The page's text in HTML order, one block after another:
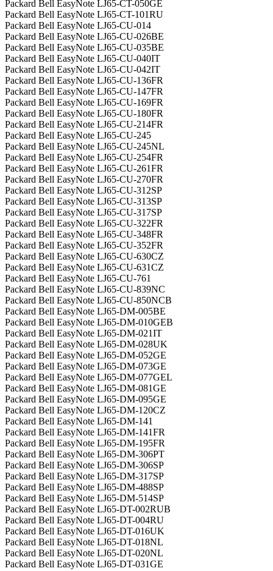
Packard Bell EasyNote LJ65-CT-050GE
Packard Bell EasyNote LJ65-CT-101RU
Packard Bell EasyNote LJ65-CU-014
Packard Bell EasyNote LJ65-CU-026BE
Packard Bell EasyNote LJ65-CU-035BE
Packard Bell EasyNote LJ65-CU-040IT
Packard Bell EasyNote LJ65-CU-042IT
Packard Bell EasyNote LJ65-CU-136FR
Packard Bell EasyNote LJ65-CU-147FR
Packard Bell EasyNote LJ65-CU-169FR
Packard Bell EasyNote LJ65-CU-180FR
Packard Bell EasyNote LJ65-CU-214FR
Packard Bell EasyNote LJ65-CU-245
Packard Bell EasyNote LJ65-CU-245NL
Packard Bell EasyNote LJ65-CU-254FR
Packard Bell EasyNote LJ65-CU-261FR
Packard Bell EasyNote LJ65-CU-270FR
Packard Bell EasyNote LJ65-CU-312SP
Packard Bell EasyNote LJ65-CU-313SP
Packard Bell EasyNote LJ65-CU-317SP
Packard Bell EasyNote LJ65-CU-322FR
Packard Bell EasyNote LJ65-CU-348FR
Packard Bell EasyNote LJ65-CU-352FR
Packard Bell EasyNote LJ65-CU-630CZ
Packard Bell EasyNote LJ65-CU-631CZ
Packard Bell EasyNote LJ65-CU-761
Packard Bell EasyNote LJ65-CU-839NC
Packard Bell EasyNote LJ65-CU-850NCB
Packard Bell EasyNote LJ65-DM-005BE
Packard Bell EasyNote LJ65-DM-010GEB
Packard Bell EasyNote LJ65-DM-021IT
Packard Bell EasyNote LJ65-DM-028UK
Packard Bell EasyNote LJ65-DM-052GE
Packard Bell EasyNote LJ65-DM-073GE
Packard Bell EasyNote LJ65-DM-077GEL
Packard Bell EasyNote LJ65-DM-081GE
Packard Bell EasyNote LJ65-DM-095GE
Packard Bell EasyNote LJ65-DM-120CZ
Packard Bell EasyNote LJ65-DM-141
Packard Bell EasyNote LJ65-DM-141FR
Packard Bell EasyNote LJ65-DM-195FR
Packard Bell EasyNote LJ65-DM-306PT
Packard Bell EasyNote LJ65-DM-306SP
Packard Bell EasyNote LJ65-DM-317SP
Packard Bell EasyNote LJ65-DM-488SP
Packard Bell EasyNote LJ65-DM-514SP
Packard Bell EasyNote LJ65-DT-002RUB
Packard Bell EasyNote LJ65-DT-004RU
Packard Bell EasyNote LJ65-DT-016UK
Packard Bell EasyNote LJ65-DT-018NL
Packard Bell EasyNote LJ65-DT-020NL
Packard Bell EasyNote LJ65-DT-031GE